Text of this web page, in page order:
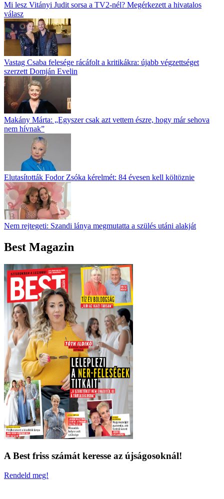
Mi lesz Vitányi Judit sorsa a TV2-nél? Megérkezett a hivatalos
válasz
Vastag Csaba felesége rácáfolt a kritikákra: újabb végzettséget
szerzett Domján Evelin
Makány Márta: „Egyszer csak azt vettem észre, hogy már sehova
nem hívnak”
Elutasították Fodor Zsóka kérelmét: 84 évesen kell költöznie
Nem rejtegeti: Szandi lánya megmutatta a szülés utáni alakját
Best Magazin
A Best friss számát keresse az újságosoknál!
Rendeld meg!